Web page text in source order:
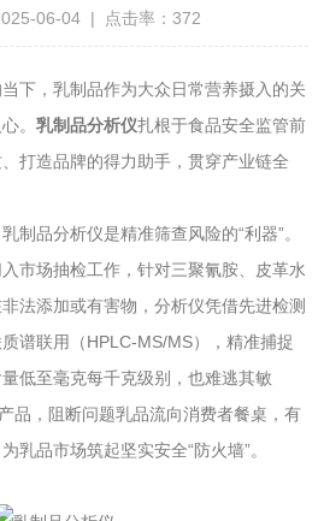
06-04 | 点击率：372
，乳制品作为大众日常营养摄入的关
。乳制品分析仪扎根于食品安全监管前
打造品牌的得力助手，贯穿产业链全
品分析仪是精准筛查风险的“利器”。
市场抽检工作，针对三聚氰胺、皮革水
法添加或有害物，分析仪凭借先进检测
谱联用（HPLC-MS/MS），精准捕捉
低至毫克每千克级别，也难逃其敏
品，阻断问题乳品流向消费者餐桌，有
乳品市场筑起坚实安全“防火墙”。